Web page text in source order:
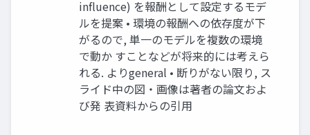
influence) を報酬として設定するモデ
ルを提案 • 環境の報酬への依存度が下
がるので, 単一のモデルを複数の環境
で動か すことなどが将来的には考えら
れる. よりgeneral • 断りがない限り, ス
ライド中の図・画像は著者の論文およ
び発 表資料からの引用